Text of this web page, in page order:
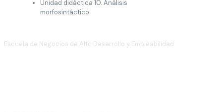
Unidad didáctica 10. Análisis
morfosintáctico.
Escuela de Negocios de Alto Desarrollo y Empleabilidad